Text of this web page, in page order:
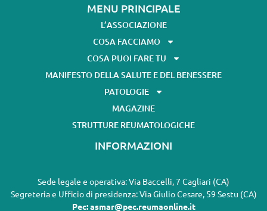
MENU PRINCIPALE
L’ASSOCIAZIONE
COSA FACCIAMO
COSA PUOI FARE TU
MANIFESTO DELLA SALUTE E DEL BENESSERE
PATOLOGIE
MAGAZINE
STRUTTURE REUMATOLOGICHE
INFORMAZIONI
Sede legale e operativa: Via Baccelli, 7 Cagliari (CA)
Segreteria e Ufficio di presidenza: Via Giulio Cesare, 59 Sestu (CA)
Pec: asmar@pec.reumaonline.it